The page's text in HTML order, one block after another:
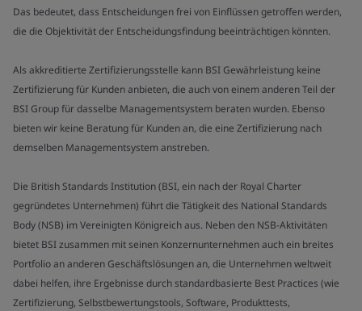
Das bedeutet, dass Entscheidungen frei von Einflüssen getroffen werden,
die die Objektivität der Entscheidungsfindung beeinträchtigen könnten.
Als akkreditierte Zertifizierungsstelle kann BSI Gewährleistung keine
Zertifizierung für Kunden anbieten, die auch von einem anderen Teil der
BSI Group für dasselbe Managementsystem beraten wurden. Ebenso
bieten wir keine Beratung für Kunden an, die eine Zertifizierung nach
demselben Managementsystem anstreben.
Die British Standards Institution (BSI, ein nach der Royal Charter
gegründetes Unternehmen) führt die Tätigkeit des National Standards
Body (NSB) im Vereinigten Königreich aus. Neben den NSB-Aktivitäten
bietet BSI zusammen mit seinen Konzernunternehmen auch ein breites
Portfolio an anderen Geschäftslösungen an, die Unternehmen weltweit
dabei helfen, ihre Ergebnisse durch standardbasierte Best Practices (wie
Zertifizierung, Selbstbewertungstools, Software, Produkttests,